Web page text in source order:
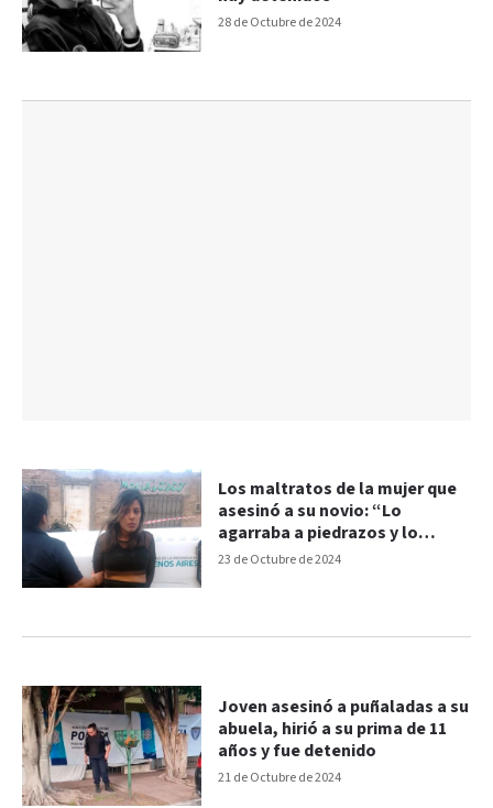
28 de Octubre de 2024
23 de Octubre de 2024
Los maltratos de la mujer que
asesinó a su novio: “Lo
agarraba a piedrazos y lo
escupía”
21 de Octubre de 2024
Joven asesinó a puñaladas a su
abuela, hirió a su prima de 11
años y fue detenido